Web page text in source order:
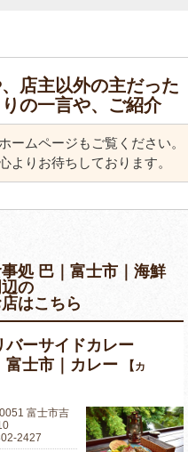
店主以外の主だった
の一言や、ご紹介
ームページもご覧ください。
よりお待ちしております。
処 巴｜富士市｜海鮮
の
はこちら
バーサイドカレー
富士市｜カレー
【カ
富士市吉
2427